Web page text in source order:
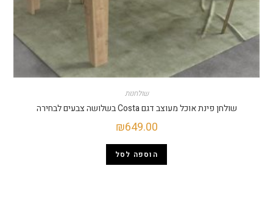
שולחנות
שולחן פינת אוכל מעוצב דגם Costa בשלושה צבעים לבחירה
₪649.00
הוספה לסל